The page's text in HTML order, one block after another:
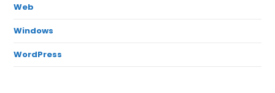
Web
Windows
WordPress